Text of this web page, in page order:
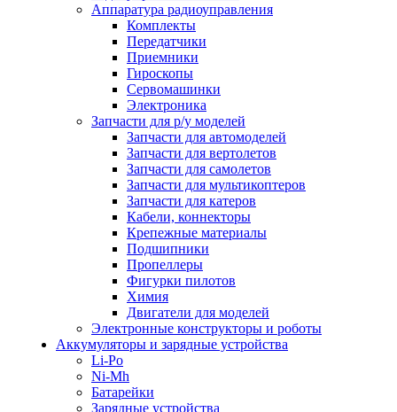
Аппаратура радиоуправления
Комплекты
Передатчики
Приемники
Гироскопы
Сервомашинки
Электроника
Запчасти для р/у моделей
Запчасти для автомоделей
Запчасти для вертолетов
Запчасти для самолетов
Запчасти для мультикоптеров
Запчасти для катеров
Кабели, коннекторы
Крепежные материалы
Подшипники
Пропеллеры
Фигурки пилотов
Химия
Двигатели для моделей
Электронные конструкторы и роботы
Аккумуляторы и зарядные устройства
Li-Po
Ni-Mh
Батарейки
Зарядные устройства